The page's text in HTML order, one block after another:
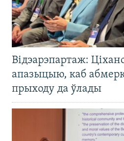
Відэарэпартаж:
апазыцыю, каб
прыходу да ўлады